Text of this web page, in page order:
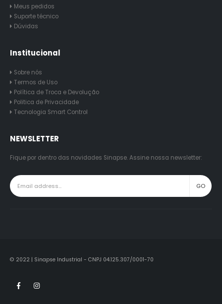
Acesse sua conta
Meus pedidos
Institucional
Sobre nós
Politica de Privacidade
NEWSLETTER